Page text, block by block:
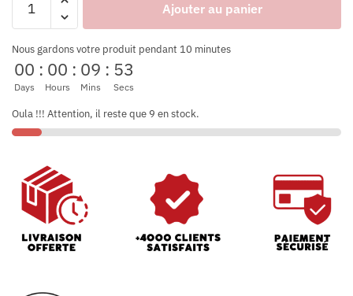
Ajouter au panier
Nous gardons votre produit pendant 10 minutes
00
Days
: 00
Hours
: 09
Mins
: 53
Secs
Oula !!! Attention, il reste que 9 en stock.